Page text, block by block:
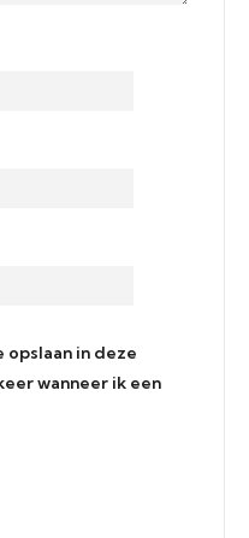
opslaan in deze
wanneer ik een